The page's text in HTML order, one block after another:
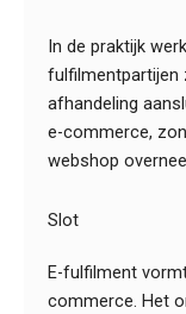
In de praktijk
fulfilmentpartijen
afhandeling
e-commerce,
webshop
Slot
E-fulfilment
commerce. Het